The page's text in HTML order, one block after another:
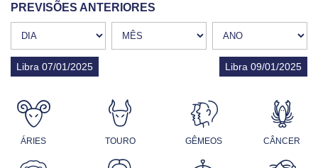
PREVISÕES ANTERIORES
Libra 07/01/2025 Libra 09/01/2025
ÁRIES TOURO GÊMEOS CÂNCER